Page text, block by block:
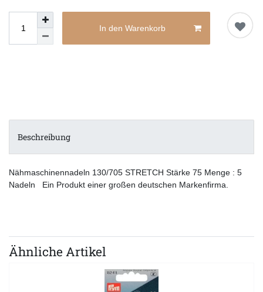
In den Warenkorb
Beschreibung
Nähmaschinennadeln 130/705 STRETCH Stärke 75 Menge : 5
Nadeln Ein Produkt einer großen deutschen Markenfirma.
Ähnliche Artikel